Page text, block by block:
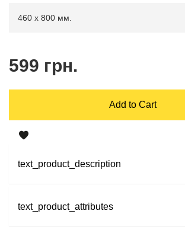
599 грн.
Add to Cart
text_product_description
text_product_attributes